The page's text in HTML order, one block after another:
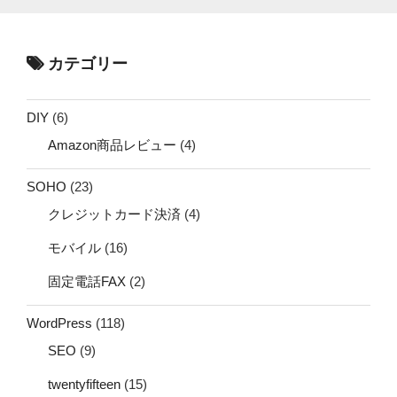
カテゴリー
DIY (6)
Amazon商品レビュー (4)
SOHO (23)
クレジットカード決済 (4)
モバイル (16)
固定電話FAX (2)
WordPress (118)
SEO (9)
twentyfifteen (15)